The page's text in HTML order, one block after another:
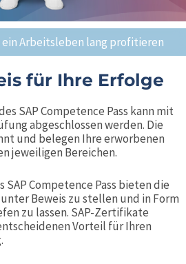
Arbeitsleben lang profitieren
für Ihre Erfolge
SAP Competence Pass kann mit
abgeschlossen werden. Die
und belegen Ihre erworbenen
jeweiligen Bereichen.
Competence Pass bieten die
Beweis zu stellen und in Form
zu lassen. SAP-Zertifikate
Vorteil für Ihren